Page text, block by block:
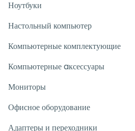
Ноутбуки
Настольный компьютер
Компьютерные комплектующие
Компьютерные aксессуары
Мониторы
Офисное оборудование
Адаптеры и переходники